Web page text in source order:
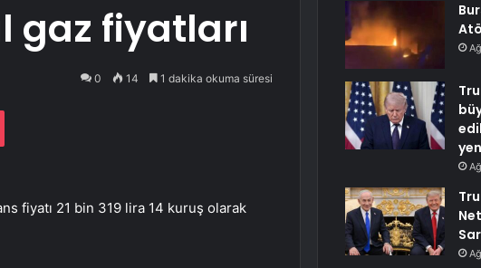
gaz fiyatları
0 14 1 dakika okuma süresi
Pocket
fiyatı 21 bin 319 lira 14 kuruş olarak